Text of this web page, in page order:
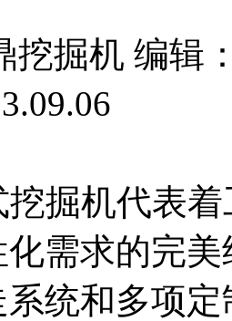
挖掘机 编辑
挖掘机代表
需求的完
系统和多项